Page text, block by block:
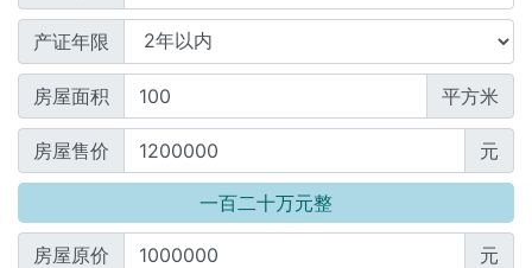
产证年限
房屋面积 平方米
房屋售价 元
一百二十万元整
房屋原价 元